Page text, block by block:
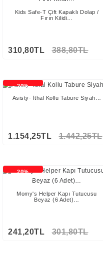
Kids Safe-T Çift Kapaklı Dolap /
Fırın Kilidi…
310,80TL 388,80TL
20%
Asisty- İthal Kollu Tabure Siyah…
1.154,25TL 1.442,25TL
20%
İNDİRİMLİ
Momy's Helper Kapı Tutucusu
Beyaz (6 Adet)…
241,20TL 301,80TL